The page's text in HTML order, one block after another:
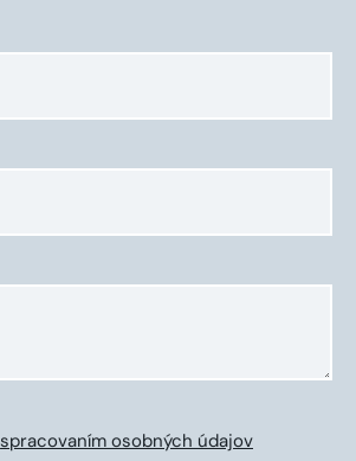
spracovaním osobných údajov